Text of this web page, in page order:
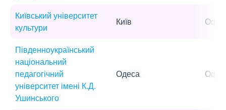
Київський університет
культури
Київ
Південноукраїнський
національний
педагогічний
університет імені К.Д.
Ушинського
Одеса